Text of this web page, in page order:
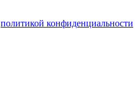
политикой конфиденциальности